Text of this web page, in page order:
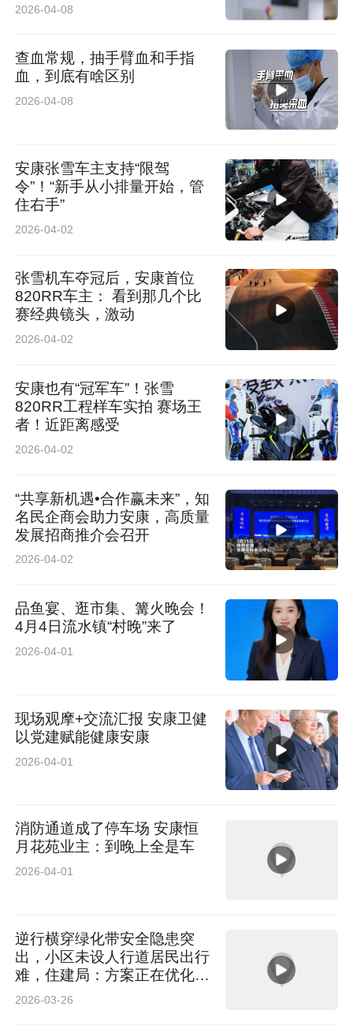
2026-04-08
查血常规，抽手臂血和手指
血，到底有啥区别
2026-04-08
安康张雪车主支持“限驾
令”！“新手从小排量开始，管
住右手”
2026-04-02
张雪机车夺冠后，安康首位
820RR车主： 看到那几个比
赛经典镜头，激动
2026-04-02
安康也有“冠军车”！张雪
820RR工程样车实拍 赛场王
者！近距离感受
2026-04-02
“共享新机遇•合作赢未来”，知
名民企商会助力安康，高质量
发展招商推介会召开
2026-04-02
品鱼宴、逛市集、篝火晚会！
4月4日流水镇“村晚”来了
2026-04-01
现场观摩+交流汇报 安康卫健
以党建赋能健康安康
2026-04-01
消防通道成了停车场 安康恒
月花苑业主：到晚上全是车
2026-04-01
逆行横穿绿化带安全隐患突
出，小区未设人行道居民出行
难，住建局：方案正在优化，
需论证
2026-03-26